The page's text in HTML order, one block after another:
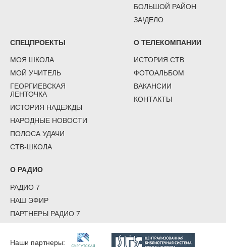
БОЛЬШОЙ РАЙОН
ЗА!ДЕЛО
СПЕЦПРОЕКТЫ
МОЯ ШКОЛА
МОЙ УЧИТЕЛЬ
ГЕОРГИЕВСКАЯ
ЛЕНТОЧКА
ИСТОРИЯ НАДЕЖДЫ
НАРОДНЫЕ НОВОСТИ
ПОЛОСА УДАЧИ
СТВ-ШКОЛА
О ТЕЛЕКОМПАНИИ
ИСТОРИЯ СТВ
ФОТОАЛЬБОМ
ВАКАНСИИ
КОНТАКТЫ
О РАДИО
РАДИО 7
НАШ ЭФИР
ПАРТНЕРЫ РАДИО 7
Наши партнеры: